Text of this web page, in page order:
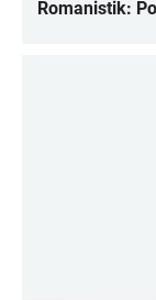
Romanistik: